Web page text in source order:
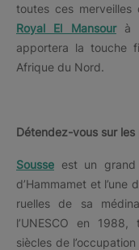
toutes ces merveilles
Royal El Mansourà
apportera la touche
Afrique du Nord.
Détendez-vous sur
Sousse est un grand
d’Hammamet et l’une
ruelles de sa
l’UNESCO en
siècles de